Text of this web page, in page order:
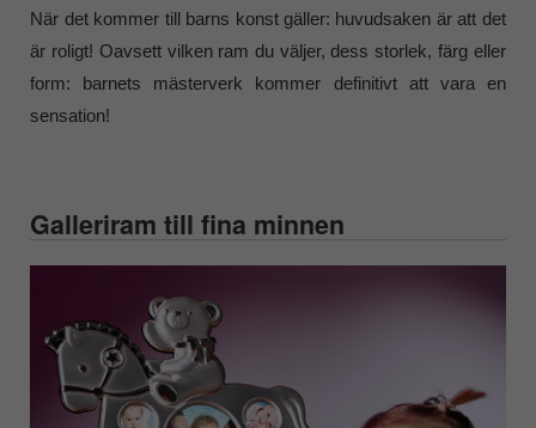
När det kommer till barns konst gäller: huvudsaken är att det
är roligt! Oavsett vilken ram du väljer, dess storlek, färg eller
form: barnets mästerverk kommer definitivt att vara en
sensation!
Galleriram till fina minnen